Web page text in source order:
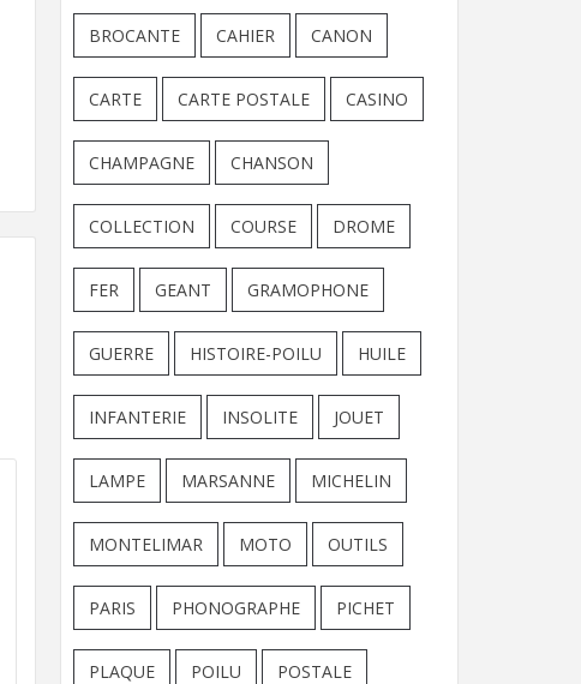
BROCANTE CAHIER CANON
CARTE CARTE POSTALE CASINO
CHAMPAGNE CHANSON
COLLECTION COURSE DROME
FER GEANT GRAMOPHONE
GUERRE HISTOIRE-POILU HUILE
INFANTERIE INSOLITE JOUET
LAMPE MARSANNE MICHELIN
MONTELIMAR MOTO OUTILS
PARIS PHONOGRAPHE PICHET
PLAQUE POILU POSTALE